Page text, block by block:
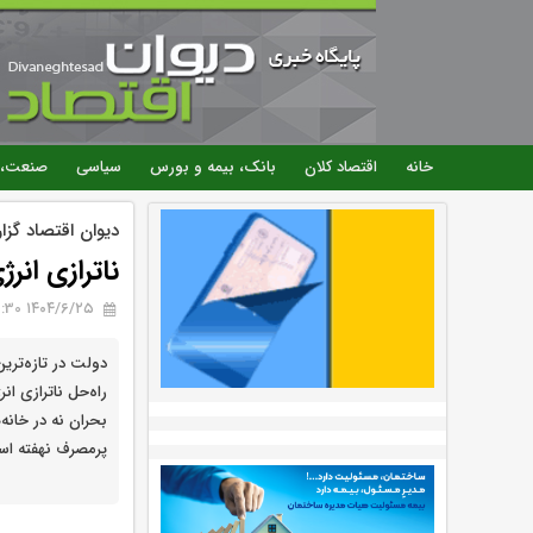
خانه اقتصاد کلان بانک، بیمه و بورس سیاسی
دیوان اقتصاد
ناترازی
۱۴۰۴/۶/۲۵ 10:30
دولت در
راه‌حل ناترازی
بحران نه در
پرمصرف نهفته